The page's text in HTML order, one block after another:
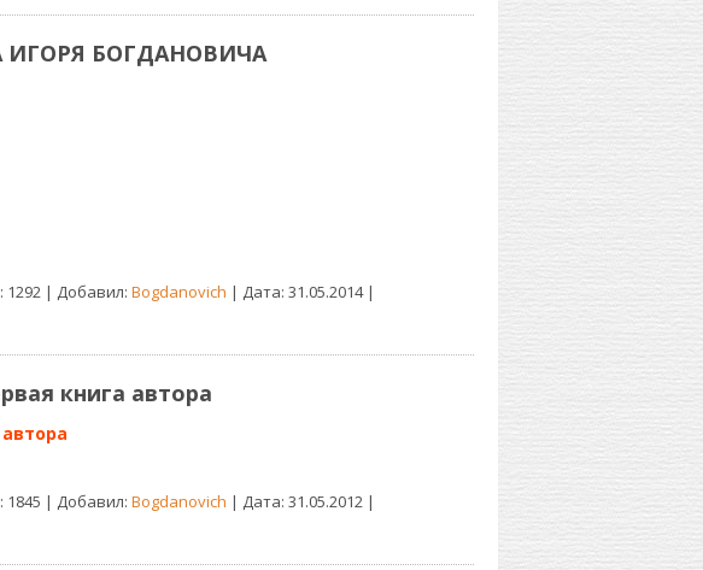
ИГОРЯ БОГДАНОВИЧА
1292 | Добавил: Bogdanovich | Дата: 31.05.2014|
книга автора
1845 | Добавил: Bogdanovich | Дата: 31.05.2012|